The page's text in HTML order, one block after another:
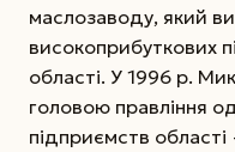
маслозаводу, який
високоприбуткових
області. У 1996 р.
головою правління
підприємств